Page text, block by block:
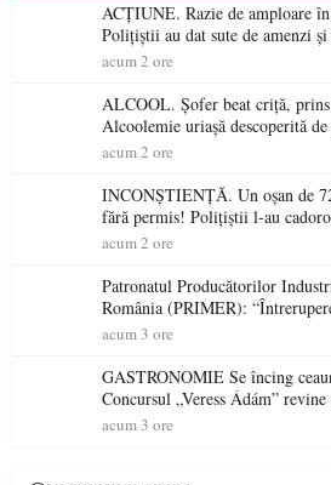
ACȚIUNE. Razie de amploare
Polițiștii au dat sute de amenzi
permis într-o singură zi
acum 2 ore
ALCOOL. Șofer beat criță,
Alcoolemie uriașă descoperită
acum 2 ore
INCONȘTIENȚĂ. Un oșan de
fără permis! Polițiștii l-au
acum 2 ore
Patronatul Producătorilor
România (PRIMER):
electrică a fabricilor de
acum 3 ore
GASTRONOMIE Se încing ceaunele la Satu Mare!
Concursul „Veress Ádám”
spectaculoase, premii și un jurat
acum 3 ore